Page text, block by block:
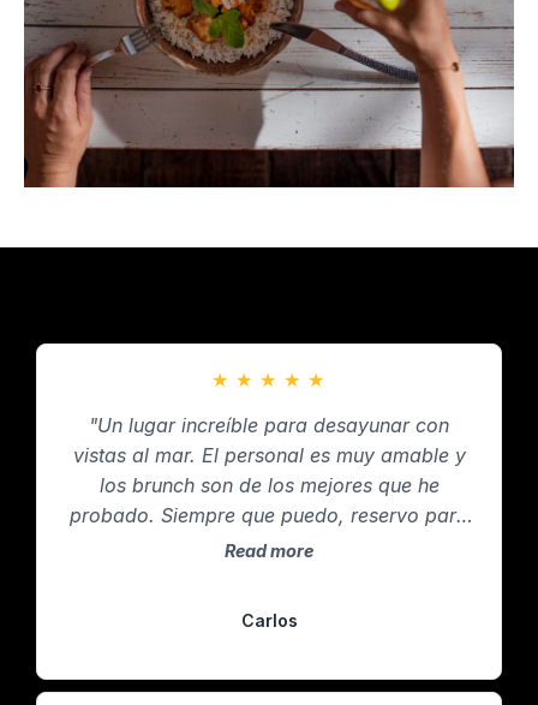
★ ★ ★ ★ ★
"Un lugar increíble para desayunar con
vistas al mar. El personal es muy amable y
los brunch son de los mejores que he
probado. Siempre que puedo, reservo para
no quedarme sin mesa."
Read more
Carlos